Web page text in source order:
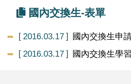
國內交換生-表單
2016.03.17 國內交換生申
2016.03.17 國內交換生學